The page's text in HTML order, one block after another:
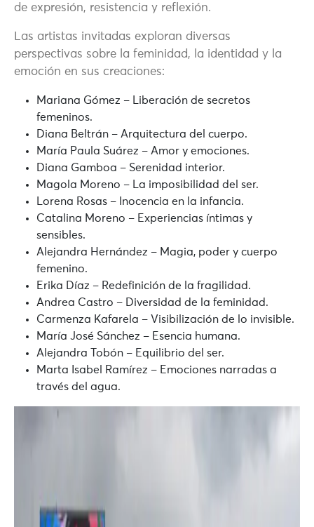
de expresión, resistencia y reflexión.
Las artistas invitadas exploran diversas
perspectivas sobre la feminidad, la identidad y la
emoción en sus creaciones:
Mariana Gómez – Liberación de secretos
femeninos.
Diana Beltrán – Arquitectura del cuerpo.
María Paula Suárez – Amor y emociones.
Diana Gamboa – Serenidad interior.
Magola Moreno – La imposibilidad del ser.
Lorena Rosas – Inocencia en la infancia.
Catalina Moreno – Experiencias íntimas y
sensibles.
Alejandra Hernández – Magia, poder y cuerpo
femenino.
Erika Díaz – Redefinición de la fragilidad.
Andrea Castro – Diversidad de la feminidad.
Carmenza Kafarela – Visibilización de lo invisible.
María José Sánchez – Esencia humana.
Alejandra Tobón – Equilibrio del ser.
Marta Isabel Ramírez – Emociones narradas a
través del agua.